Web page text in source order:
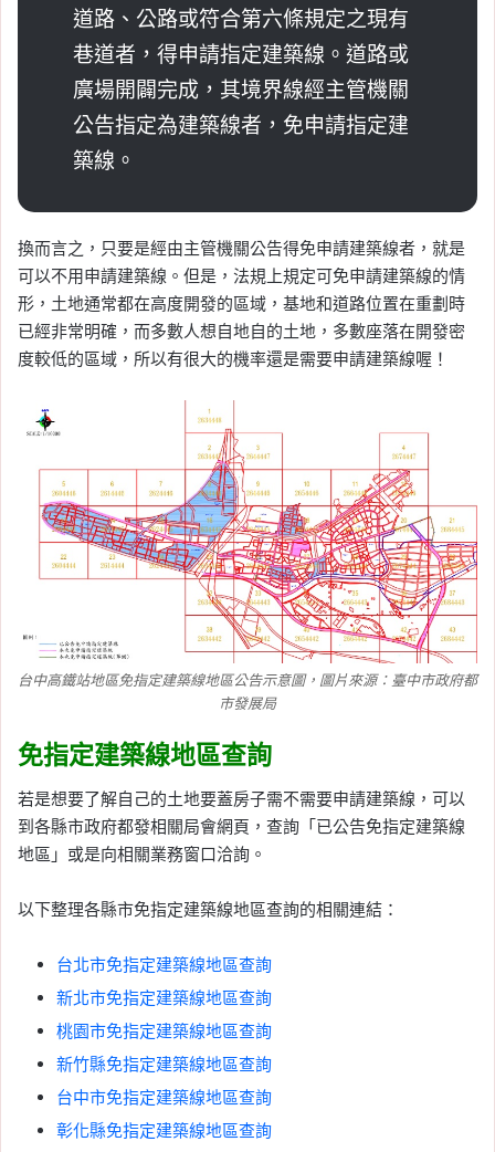
道路、公路或符合第六條規定之現有
巷道者，得申請指定建築線。道路或
廣場開闢完成，其境界線經主管機關
公告指定為建築線者，免申請指定建
築線。
換而言之，只要是經由主管機關公告得免申請建築線者，就是
可以不用申請建築線。但是，法規上規定可免申請建築線的情
形，土地通常都在高度開發的區域，基地和道路位置在重劃時
已經非常明確，而多數人想自地自的土地，多數座落在開發密
度較低的區域，所以有很大的機率還是需要申請建築線喔！
台中高鐵站地區免指定建築線地區公告示意圖，圖片來源：臺中市政府都
市發展局
免指定建築線地區查詢
若是想要了解自己的土地要蓋房子需不需要申請建築線，可以
到各縣市政府都發相關局會網頁，查詢「已公告免指定建築線
地區」或是向相關業務窗口洽詢。
以下整理各縣市免指定建築線地區查詢的相關連結：
台北市免指定建築線地區查詢
新北市免指定建築線地區查詢
桃園市免指定建築線地區查詢
新竹縣免指定建築線地區查詢
台中市免指定建築線地區查詢
彰化縣免指定建築線地區查詢